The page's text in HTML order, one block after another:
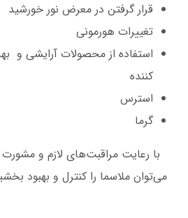
قرار گرفتن در معرض نور خورشید
تغییرات هورمونی
استفاده از محصولات آرایشی و
کننده
استرس
گرما
با رعایت مراقبت‌های لازم و
می‌توان ملاسما را کنترل و بهبود